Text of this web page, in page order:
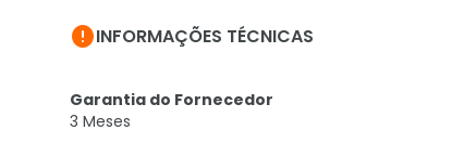
INFORMAÇÕES TÉCNICAS
Garantia do Fornecedor
3 Meses